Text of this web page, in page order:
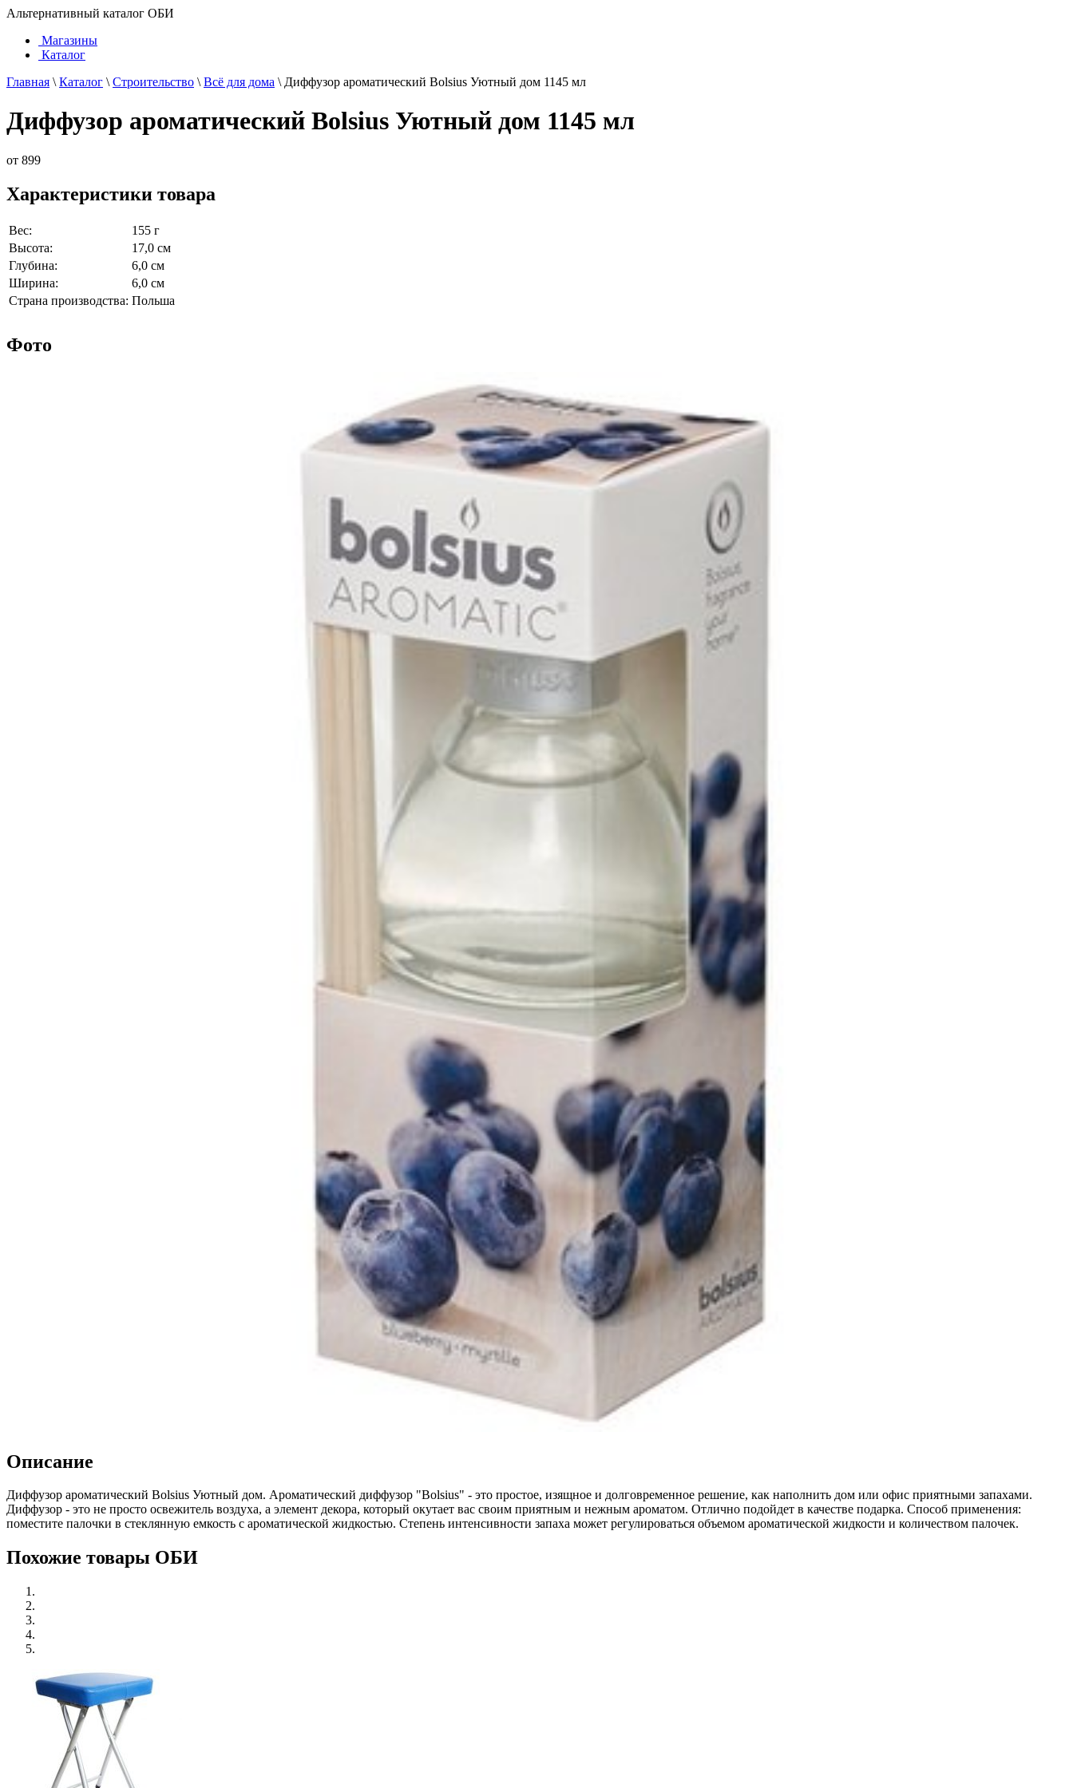
Альтернативный каталог ОБИ
Магазины
Каталог
Главная \ Каталог \ Строительство \ Всё для дома \ Диффузор ароматический Bolsius Уютный дом 1145 мл
Диффузор ароматический Bolsius Уютный дом 1145 мл
от 899
Характеристики товара
Вес:
155 г
Высота:
17,0 см
Глубина:
6,0 см
Ширина:
6,0 см
Страна производства: Польша
Фото
Описание
Диффузор ароматический Bolsius Уютный дом. Ароматический диффузор "Bolsius" - это простое, изящное и долговременное решение, как наполнить дом или офис приятными запахами.
Диффузор - это не просто освежитель воздуха, а элемент декора, который окутает вас своим приятным и нежным ароматом. Отлично подойдет в качестве подарка. Способ применения:
поместите палочки в стеклянную емкость с ароматической жидкостью. Степень интенсивности запаха может регулироваться объемом ароматической жидкости и количеством палочек.
Похожие товары ОБИ